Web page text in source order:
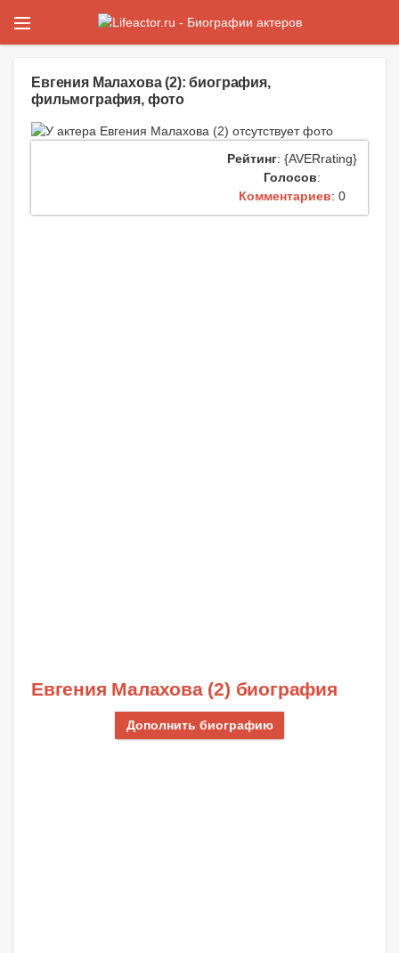
Евгения Малахова (2): биография,
фильмография, фото
Рейтинг: {AVERrating}
Голосов:
Комментариев: 0
Евгения Малахова (2) биография
Дополнить биографию